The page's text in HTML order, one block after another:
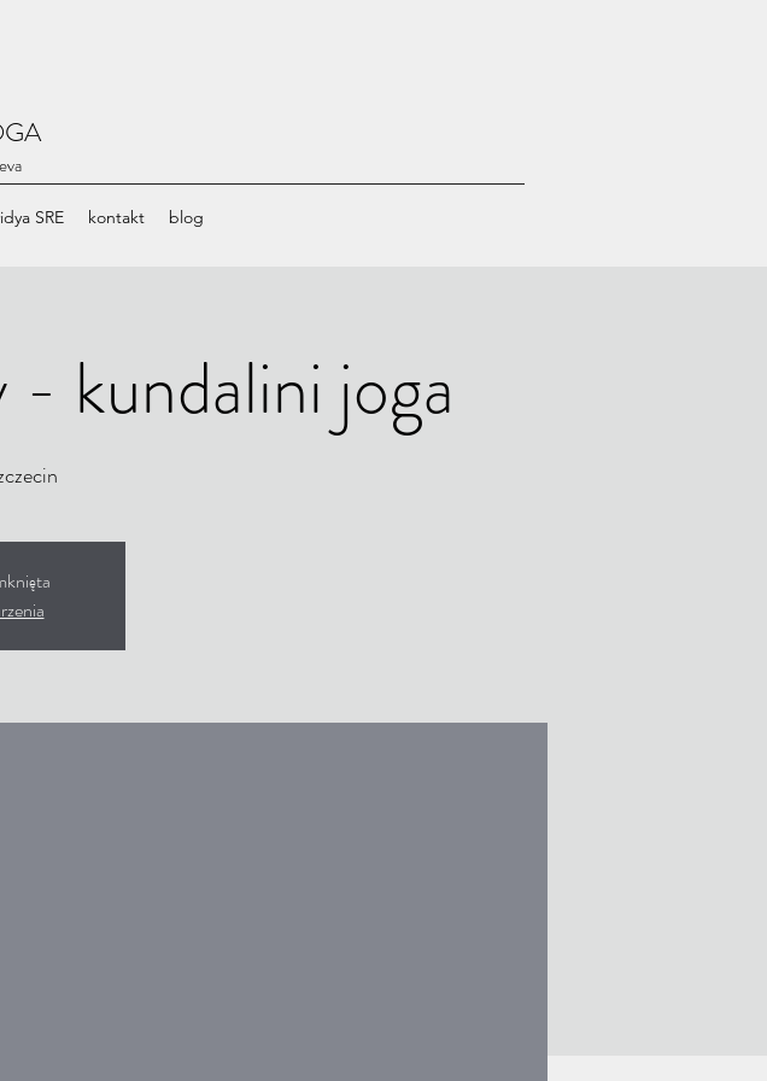
SRE kontakt blog
- kundalini joga